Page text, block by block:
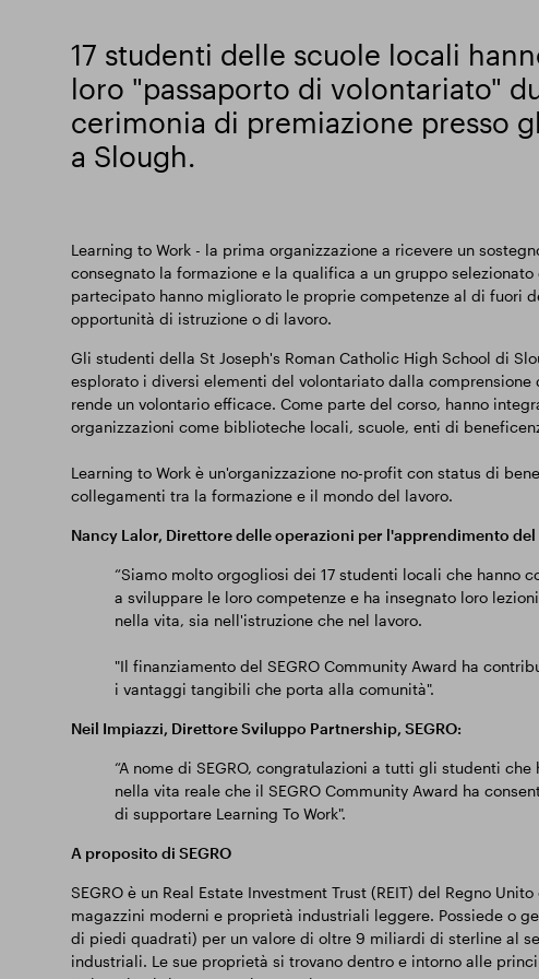
17 studenti delle scuole locali
loro "passaporto di volontariato"
cerimonia di premiazione presso
a Slough.
Learning to Work - la prima organizzazione a ricevere un
consegnato la formazione e la qualifica a un gruppo
partecipato hanno migliorato le proprie competenze al di fuori
opportunità di istruzione o di lavoro.
Gli studenti della St Joseph's Roman Catholic High School di
esplorato i diversi elementi del volontariato dalla
rende un volontario efficace. Come parte del corso, hanno
organizzazioni come biblioteche locali, scuole, enti di
Learning to Work è un'organizzazione no-profit con status di
collegamenti tra la formazione e il mondo del lavoro.
Nancy Lalor, Direttore delle operazioni per l'apprendimento
“Siamo molto orgogliosi dei 17 studenti locali che hanno
a sviluppare le loro competenze e ha insegnato loro
nella vita, sia nell'istruzione che nel lavoro.
"Il finanziamento del SEGRO Community Award ha
i vantaggi tangibili che porta alla comunità".
Neil Impiazzi, Direttore Sviluppo Partnership, SEGRO:
“A nome di SEGRO, congratulazioni a tutti gli studenti
nella vita reale che il SEGRO Community Award ha
di supportare Learning To Work".
A proposito di SEGRO
SEGRO è un Real Estate Investment Trust (REIT) del Regno
magazzini moderni e proprietà industriali leggere. Possiede o
di piedi quadrati) per un valore di oltre 9 miliardi di sterline al
industriali. Le sue proprietà si trovano dentro e intorno alle